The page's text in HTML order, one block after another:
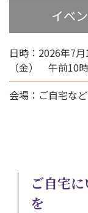
イベ
日時：2026年7
（金） 午前10
会場：ご自宅な
ご自宅
を